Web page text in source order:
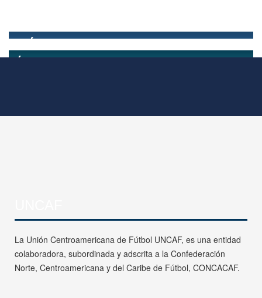
La Unión Centroamericana de Fútbol UNCAF, es una entidad
colaboradora, subordinada y adscrita a la Confederación
Norte, Centroamericana y del Caribe de Fútbol, CONCACAF.